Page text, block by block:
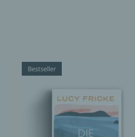
Bestseller